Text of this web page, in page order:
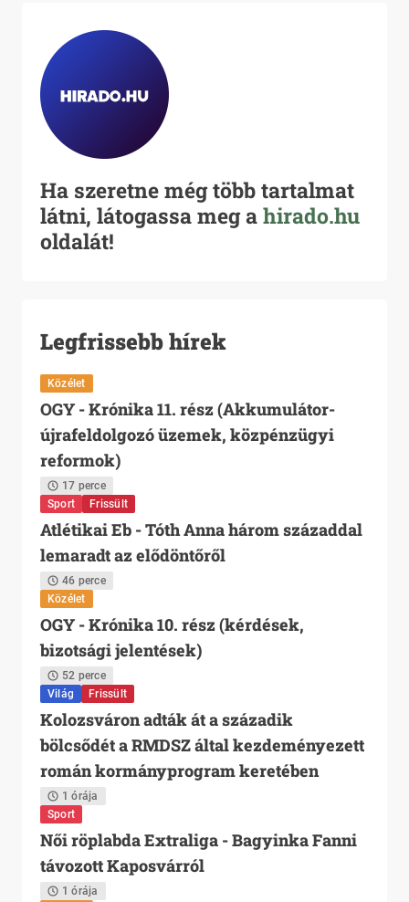
Ha szeretne még több tartalmat
látni, látogassa meg a hirado.hu
oldalát!
Legfrissebb hírek
Közélet
OGY - Krónika 11. rész (Akkumulátor-
újrafeldolgozó üzemek, közpénzügyi
reformok)
17 perce
Sport
Frissült
Atlétikai Eb - Tóth Anna három századdal
lemaradt az elődöntőről
46 perce
Közélet
OGY - Krónika 10. rész (kérdések,
bizotsági jelentések)
52 perce
Világ
Frissült
Kolozsváron adták át a századik
bölcsődét a RMDSZ által kezdeményezett
román kormányprogram keretében
1 órája
Sport
Női röplabda Extraliga - Bagyinka Fanni
távozott Kaposvárról
1 órája